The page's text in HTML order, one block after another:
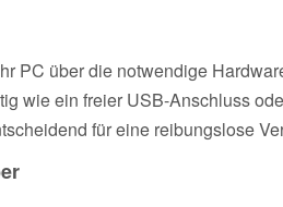
PC über die notwendige
wie ein freier USB-Anschluss
für eine reibungslose